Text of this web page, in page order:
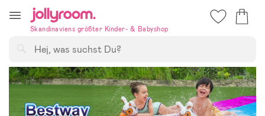
till
innehålletSkandinaviens größter Kinder- & Babyshop